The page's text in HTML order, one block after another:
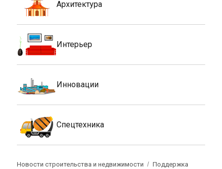
Архитектура
Интерьер
Инновации
Спецтехника
Новости строительства и недвижимости
Поддержка